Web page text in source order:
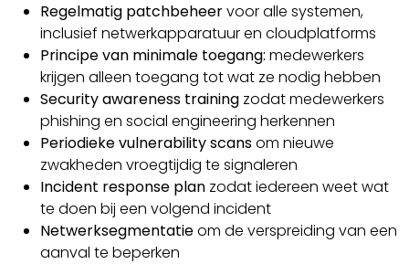
Regelmatig patchbeheervoor alle systemen,
inclusief netwerkapparatuur en cloudplatforms
Principe van minimale toegang: medewerkers
krijgen alleen toegang tot wat ze nodig hebben
Security awareness training zodat medewerkers
phishing en social engineering herkennen
Periodieke vulnerability scansom nieuwe
zwakheden vroegtijdig te signaleren
Incident response plan zodat iedereen weet wat
te doen bij een volgend incident
Netwerksegmentatieom de verspreiding van een
aanval te beperken